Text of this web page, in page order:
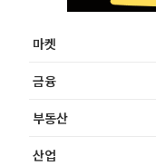
마켓
금융
부동산
산업